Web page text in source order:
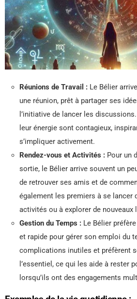
Réunions de Travail : Le Bélier
une réunion, prêt à partager ses
l’initiative de lancer les
leur énergie sont contagieux,
s’impliquer activement.
Rendez-vous et Activités : Pour un
sortie, le Bélier arrive souvent un
de retrouver ses amis et de
également les premiers à se lancer
activités ou à explorer de nouveaux
Gestion du Temps : Le Bélier
et rapide pour gérer son emploi du
complications inutiles et préfèrent
l’essentiel, ce qui les aide à rester
lorsqu’ils ont des engagements